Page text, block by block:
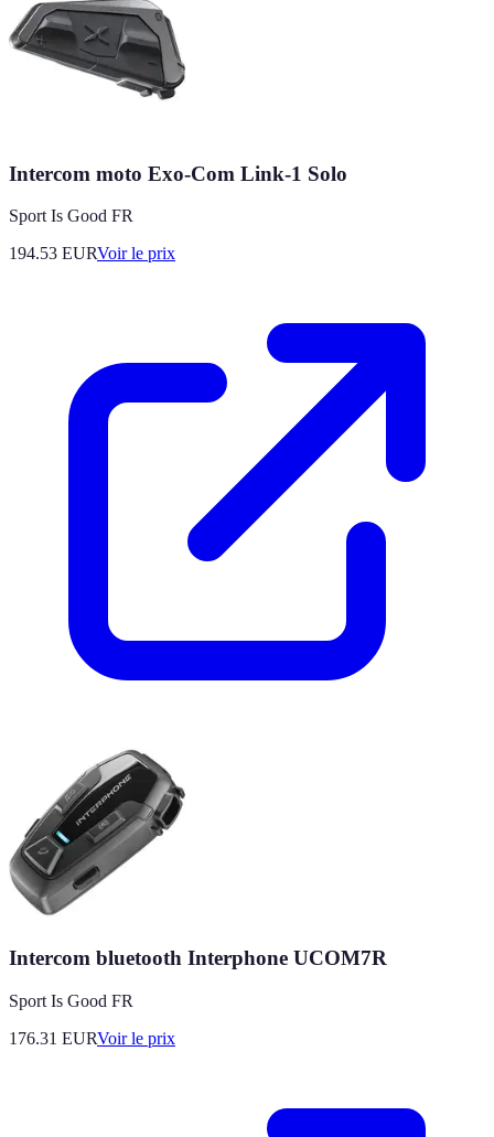
Intercom moto Exo-Com Link-1 Solo
Sport Is Good FR
194.53 EURVoir le prix
Intercom bluetooth Interphone UCOM7R
Sport Is Good FR
176.31 EURVoir le prix